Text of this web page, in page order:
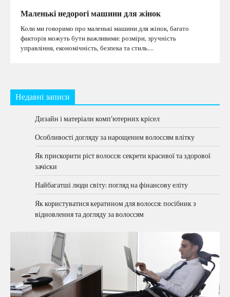
Маленькі недорогі машини для жінок
Коли ми говоримо про маленькі машини для жінок, багато
факторів можуть бути важливими: розміри, зручність
управління, економічність, безпека та стиль.…
Недавні записи
Дизайн і матеріали комп’ютерних крісел
Особливості догляду за нарощеним волоссям влітку
Як прискорити ріст волосся: секрети красивої та здорової
зачіски
Найбагатші люди світу: погляд на фінансову еліту
Як користуватися кератином для волосся: посібник з
відновлення та догляду за волоссям